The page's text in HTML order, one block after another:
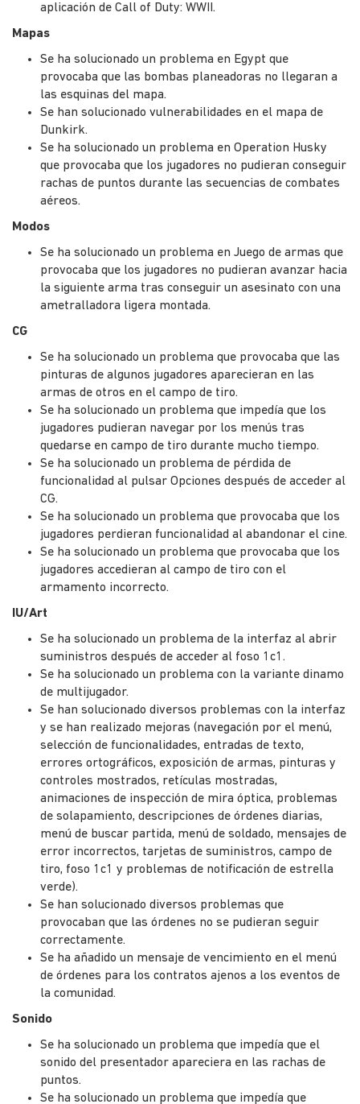
aplicación de Call of Duty: WWII.
Mapas
Se ha solucionado un problema en Egypt que
provocaba que las bombas planeadoras no llegaran a
las esquinas del mapa.
Se han solucionado vulnerabilidades en el mapa de
Dunkirk.
Se ha solucionado un problema en Operation Husky
que provocaba que los jugadores no pudieran conseguir
rachas de puntos durante las secuencias de combates
aéreos.
Modos
Se ha solucionado un problema en Juego de armas que
provocaba que los jugadores no pudieran avanzar hacia
la siguiente arma tras conseguir un asesinato con una
ametralladora ligera montada.
CG
Se ha solucionado un problema que provocaba que las
pinturas de algunos jugadores aparecieran en las
armas de otros en el campo de tiro.
Se ha solucionado un problema que impedía que los
jugadores pudieran navegar por los menús tras
quedarse en campo de tiro durante mucho tiempo.
Se ha solucionado un problema de pérdida de
funcionalidad al pulsar Opciones después de acceder al
CG.
Se ha solucionado un problema que provocaba que los
jugadores perdieran funcionalidad al abandonar el cine.
Se ha solucionado un problema que provocaba que los
jugadores accedieran al campo de tiro con el
armamento incorrecto.
IU/Art
Se ha solucionado un problema de la interfaz al abrir
suministros después de acceder al foso 1c1.
Se ha solucionado un problema con la variante dinamo
de multijugador.
Se han solucionado diversos problemas con la interfaz
y se han realizado mejoras (navegación por el menú,
selección de funcionalidades, entradas de texto,
errores ortográficos, exposición de armas, pinturas y
controles mostrados, retículas mostradas,
animaciones de inspección de mira óptica, problemas
de solapamiento, descripciones de órdenes diarias,
menú de buscar partida, menú de soldado, mensajes de
error incorrectos, tarjetas de suministros, campo de
tiro, foso 1c1 y problemas de notificación de estrella
verde).
Se han solucionado diversos problemas que
provocaban que las órdenes no se pudieran seguir
correctamente.
Se ha añadido un mensaje de vencimiento en el menú
de órdenes para los contratos ajenos a los eventos de
la comunidad.
Sonido
Se ha solucionado un problema que impedía que el
sonido del presentador apareciera en las rachas de
puntos.
Se ha solucionado un problema que impedía que